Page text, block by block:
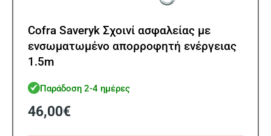
Cofra Saveryk Σχοινί ασφαλείας με
ενσωματωμένο απορροφητή ενέργειας
1.5m
Παράδοση 2-4 ημέρες
46,00€